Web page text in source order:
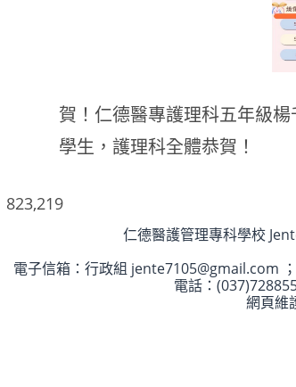
賀！仁德醫專護理科五年級
學生，護理科全體恭賀！
823,219
仁德醫護管理專科學校
電子信箱：行政組 jente7105@gmail.com
電話：
網頁維